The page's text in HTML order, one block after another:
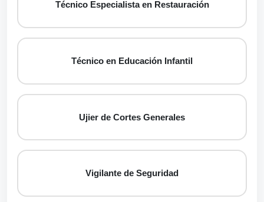
Técnico Especialista en Restauración
Técnico en Educación Infantil
Ujier de Cortes Generales
Vigilante de Seguridad